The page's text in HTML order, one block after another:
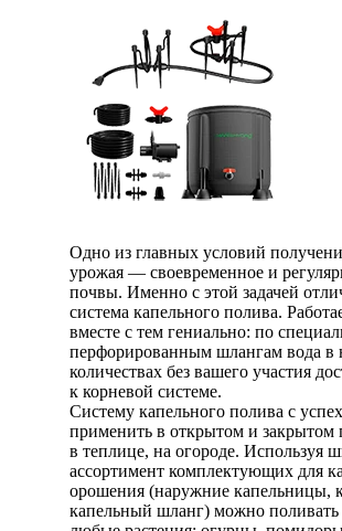
Одно из главных условий
урожая — своевременное и
почвы. Именно с этой задачей
система капельного полива.
вместе с тем гениально: по
перфорированным шлангам вода
количествах без вашего участия
к корневой системе.
Систему капельного полива с
применить в открытом и закрытом
в теплице, на огороде. Используя
ассортимент комплектующих для
орошения (наружние капельницы,
капельный шланг) можно поливать